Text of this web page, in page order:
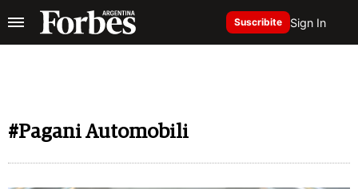
Suscribite Sign In
#Pagani Automobili